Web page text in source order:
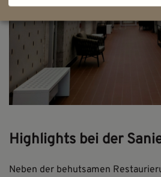
Highlights bei der
Neben der behutsamen